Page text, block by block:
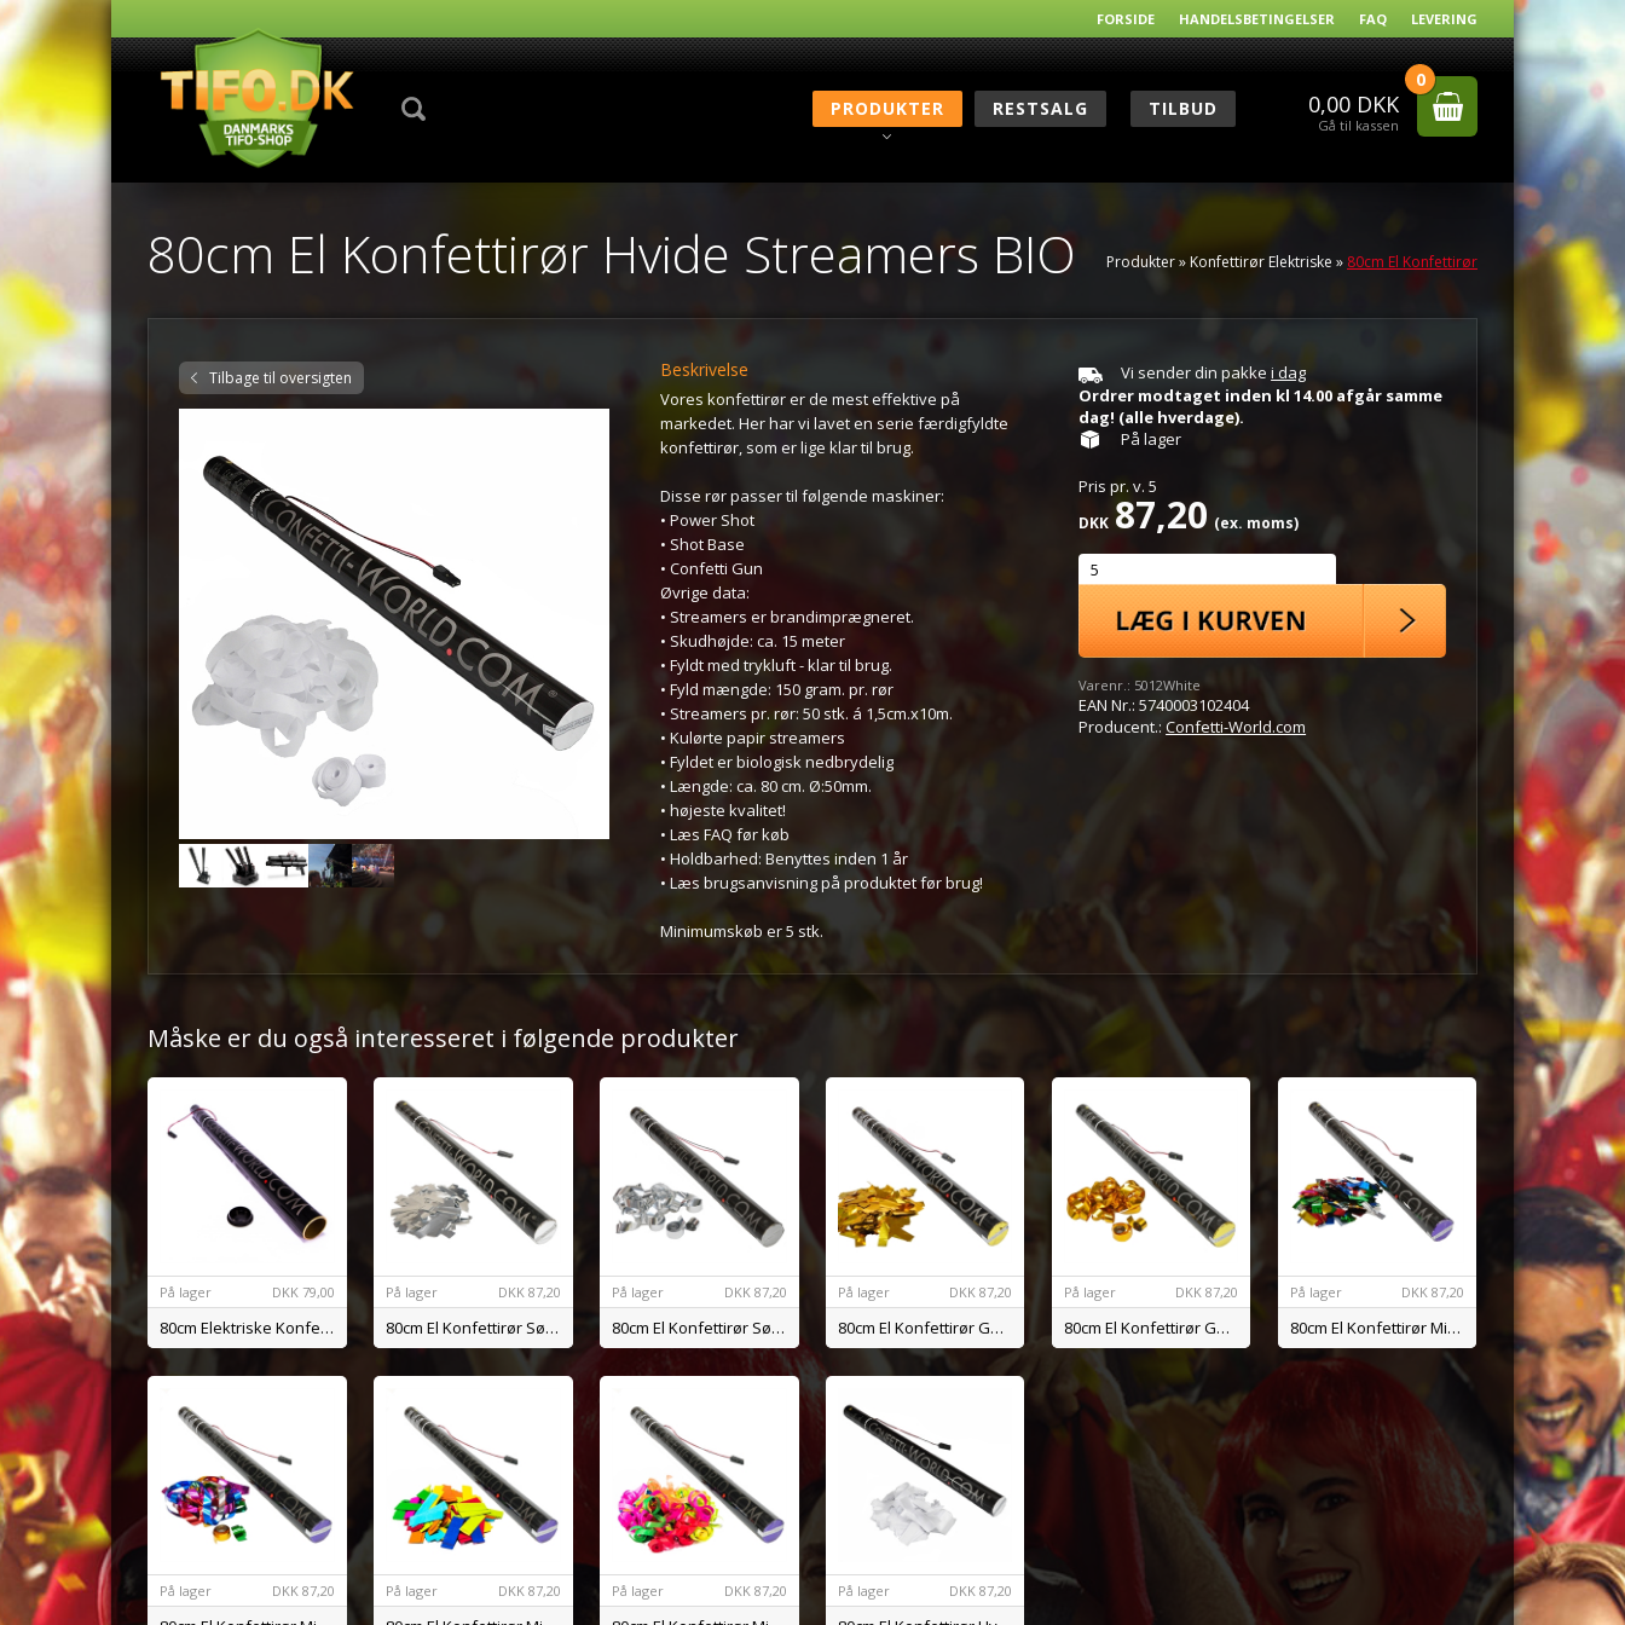
FORSIDE HANDELSBETINGELSER FAQ LEVERING
0
0,00 DKK
Gå til kassen
PRODUKTER RESTSALG TILBUD
Produkter»Konfettirør Elektriske » 80cm El Konfettirør
80cm El Konfettirør Hvide Streamers BIO
Tilbage til oversigten Beskrivelse
Vores konfettirør er de mest effektive på
markedet. Her har vi lavet en serie færdigfyldte
konfettirør, som er lige klar til brug.
Disse rør passer til følgende maskiner:
• Power Shot
• Shot Base
• Confetti Gun
Øvrige data:
• Streamers er brandimprægneret.
• Skudhøjde: ca. 15 meter
• Fyldt med trykluft - klar til brug.
• Fyld mængde: 150 gram. pr. rør
• Streamers pr. rør: 50 stk. á 1,5cm.x10m.
• Kulørte papir streamers
• Fyldet er biologisk nedbrydelig
• Længde: ca. 80 cm. Ø:50mm.
• højeste kvalitet!
• Læs FAQ før køb
• Holdbarhed: Benyttes inden 1 år
• Læs brugsanvisning på produktet før brug!
Minimumskøb er 5 stk.
Vi sender din pakkei dag
Ordrer modtaget inden kl 14.00 afgår samme
dag! (alle hverdage).
På lager
Pris pr.v.5
DKK 87,20 (ex. moms)
Varenr.: 5012White
EAN Nr.:5740003102404
Producent.:Confetti-World.com
Måske er du også interesseret i følgende produkter
DKK 79,00
På lager
80cm Elektriske Konfettirør U. Fyld
DKK 87,20
På lager
80cm El Konfettirør Sølv Konfetti
DKK 87,20
På lager
80cm El Konfettirør Sølv Streamers
DKK 87,20
På lager
80cm El Konfettirør Guld Konfetti
DKK 87,20
På lager
80cm El Konfettirør Guld Streamers
DKK 87,20
På lager
80cm El Konfettirør Mix Metal Konfetti
DKK 87,20
På lager DKK 87,20
På lager DKK 87,20
På lager DKK 87,20
På lager